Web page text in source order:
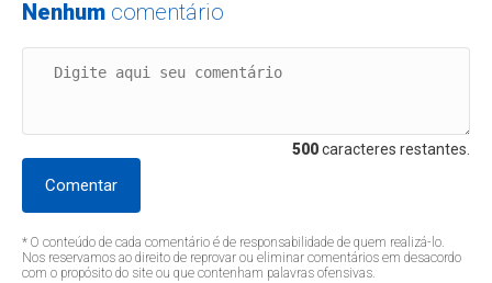
Nenhum comentário
500caracteres restantes.
Comentar
* O conteúdo de cada comentário é de responsabilidade de quem realizá-lo.
Nos reservamos ao direito de reprovar ou eliminar comentários em desacordo
com o propósito do site ou que contenham palavras ofensivas.